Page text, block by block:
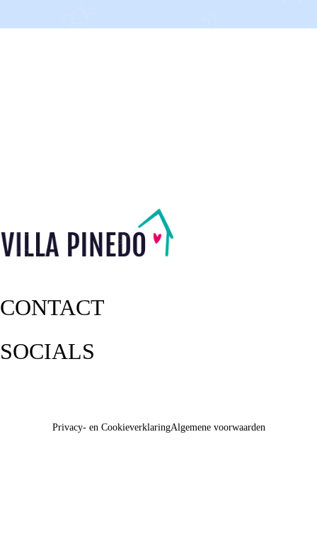
CONTACT
SOCIALS
Privacy- en CookieverklaringAlgemene voorwaarden